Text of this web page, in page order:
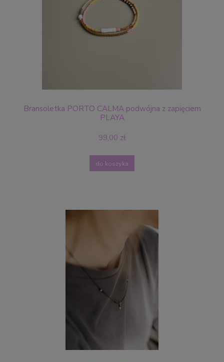
Bransoletka PORTO CALMA podwójna z zapięciem
PLAYA
99,00 zł
do koszyka